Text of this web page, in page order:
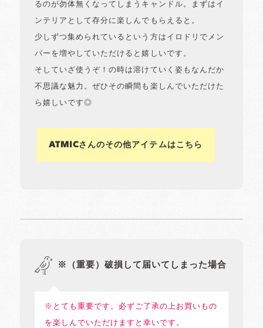
るのが勿体無くなってしまうキャンドル。まずはイ
ンテリアとして存分に楽しんでもらえると。
少しずつ集められているという方はイロドリでメン
バーを増やしていただけると嬉しいです。
そしていざ使うぞ！の時は溶けていく姿もなんだか
不思議な魅力。ぜひその瞬間も楽しんでいただけた
ら嬉しいです◎
ATMiCさんのその他アイテムはこちら
※（重要）破損して届いてしまった場合
※とても重要です。必ずご了承の上お買いもの
を楽しんでいただけますと幸いです。